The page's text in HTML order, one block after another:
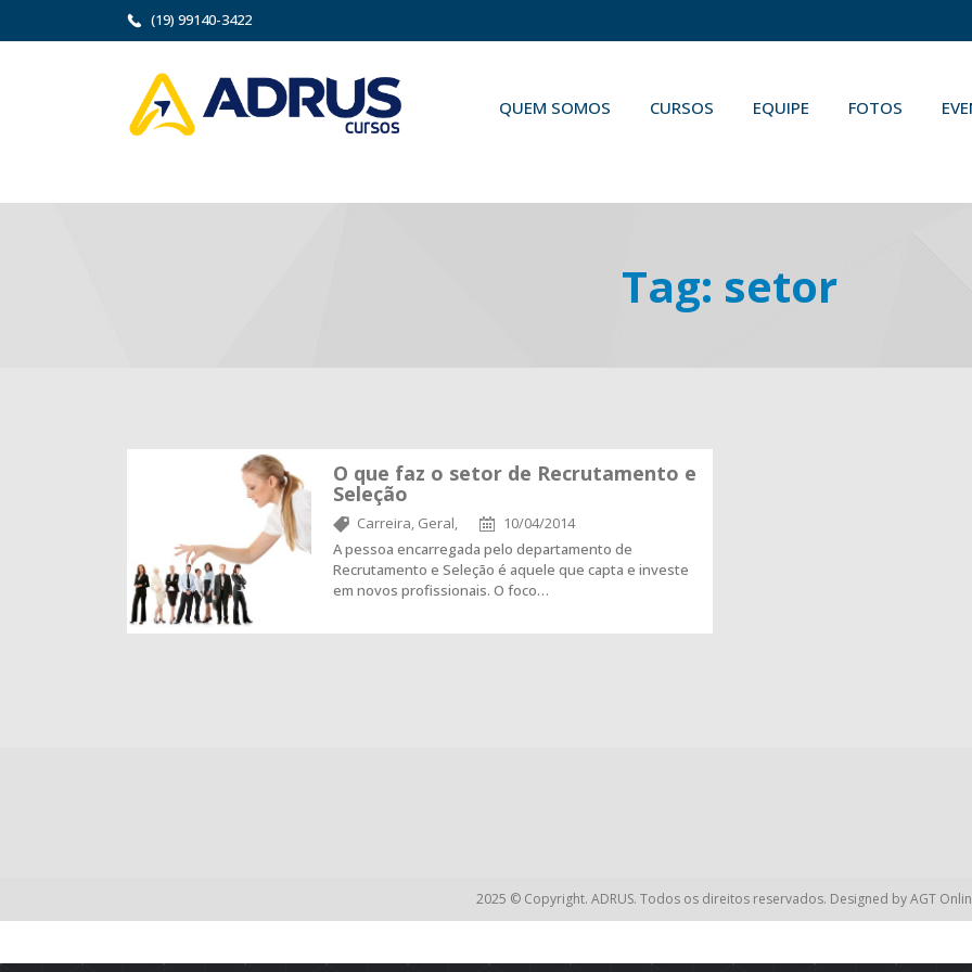
(19) 99140-3422
QUEM SOMOS CURSOS EQUIPE FOTOS
Tag: setor
O que faz o setor de Recrutamento e
Seleção
Carreira, Geral,
10/04/2014
A pessoa encarregada pelo departamento de
Recrutamento e Seleção é aquele que capta e investe
em novos profissionais. O foco…
2025 © Copyright. ADRUS. Todos os direitos reservados. Designed byAGT